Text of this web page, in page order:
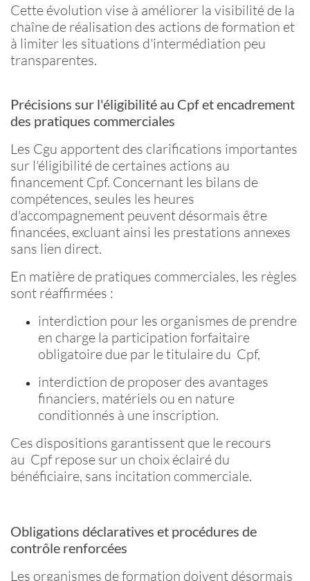
Cette évolution vise à améliorer la visibilité de la
chaîne de réalisation des actions de formation et
à limiter les situations d'intermédiation peu
transparentes.
Précisions sur l'éligibilité au Cpfet encadrement
des pratiques commerciales
Les Cgu apportent des clarifications importantes
sur l'éligibilité de certaines actions au
financement Cpf. Concernant les bilans de
compétences, seules les heures
d'accompagnement peuvent désormais être
financées, excluant ainsi les prestations annexes
sans lien direct.
En matière de pratiques commerciales, les règles
sont réaffirmées :
interdiction pour les organismes de prendre
en charge la participation forfaitaire
obligatoire due par le titulaire du Cpf,
interdiction de proposer des avantages
financiers, matériels ou en nature
conditionnés à une inscription.
Ces dispositions garantissent que le recours
au Cpfrepose sur un choix éclairé du
bénéficiaire, sans incitation commerciale.
Obligations déclaratives et procédures de
contrôle renforcées
Les organismes de formation doivent désormais